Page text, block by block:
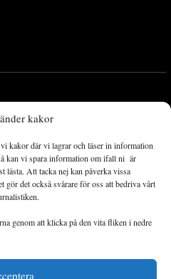
kakor
kakor där vi lagrar och läser in information
kan vi spara information om ifall ni är
lästa. Att tacka nej kan påverka vissa
gör det också svårare för oss att bedriva vårt
genom att klicka på den vita fliken i nedre
med bred bevakning av
och globalt och med fokus på
till ett hållbart samhälle går
för alla människor, minskade
samt utrymme för allt levande att